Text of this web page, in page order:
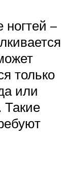
ногтей –
только
или
Такие